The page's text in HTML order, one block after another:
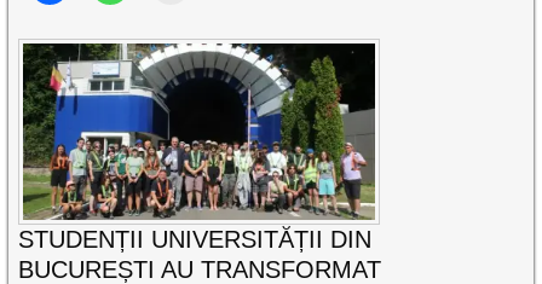
STUDENȚII UNIVERSITĂȚII DIN
BUCUREȘTI AU TRANSFORMAT